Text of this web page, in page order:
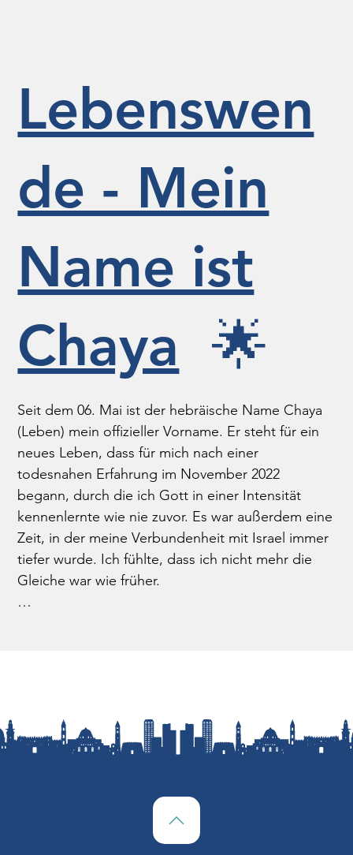
Lebenswen
de - Mein
Name ist
Chaya 🌟
Seit dem 06. Mai ist der hebräische Name Chaya
(Leben) mein offizieller Vorname. Er steht für ein
neues Leben, dass für mich nach einer
todesnahen Erfahrung im November 2022
begann, durch die ich Gott in einer Intensität
kennenlernte wie nie zuvor. Es war außerdem eine
Zeit, in der meine Verbundenheit mit Israel immer
tiefer wurde. Ich fühlte, dass ich nicht mehr die
Gleiche war wie früher.
ging live, ich hielt meinen ersten Israel-Vortrag –
während nach dem Massaker der Hamas am 7.
in der Welt immer höherschlugen.
Die Bibel zeigt uns mehrere Beispiele wie